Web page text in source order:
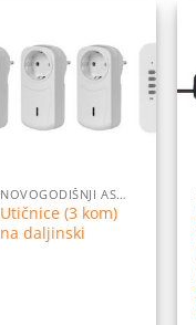
Dodaj
na
NOVOGODIŠNJI ASORTIMAN
Utičnice (3 kom)
na daljinski